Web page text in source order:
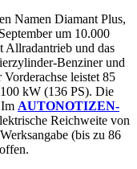
Namen Diamant Plus,
um 10.000
Allradantrieb und das
Benziner und
leistet 85
kW (136 PS). Die
AUTONOTIZEN-
Reichweite von
(bis zu 86